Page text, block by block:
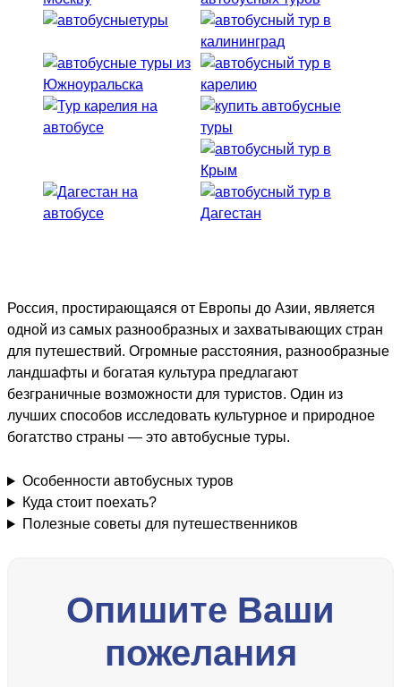
Россия, простирающаяся от Европы до Азии, является
одной из самых разнообразных и захватывающих стран
для путешествий. Огромные расстояния, разнообразные
ландшафты и богатая культура предлагают
безграничные возможности для туристов. Один из
лучших способов исследовать культурное и природное
богатство страны — это автобусные туры.
Особенности автобусных туров
Куда стоит поехать?
Полезные советы для путешественников
Опишите Ваши
пожелания